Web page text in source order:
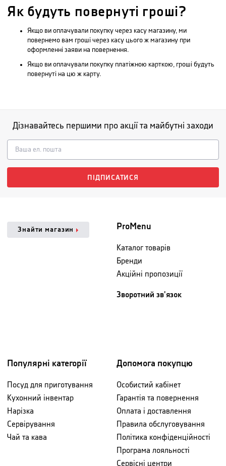
Як будуть повернуті гроші?
Якщо ви оплачували покупку через касу магазину, ми
повернемо вам гроші через касу цього ж магазину при
оформленні заяви на повернення.
Якщо ви оплачували покупку платіжною карткою, гроші будуть
повернуті на цю ж карту.
Дізнавайтесь першими про акції та майбутні заходи
ПІДПИСАТИСЯ
Знайти магазин ProMenu
Каталог товарів
Бренди
Акційні пропозиції
Зворотний зв'язок
Популярні категорії
Посуд для приготування
Кухонний інвентар
Нарізка
Сервірування
Чай та кава
Допомога покупцю
Особистий кабінет
Гарантія та повернення
Оплата і доставлення
Правила обслуговування
Політика конфіденційності
Програма лояльності
Сервісні центри